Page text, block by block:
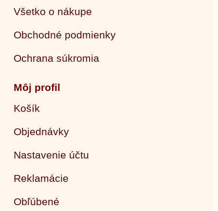
Všetko o nákupe
Obchodné podmienky
Ochrana súkromia
Môj profil
Košík
Objednávky
Nastavenie účtu
Reklamácie
Obľúbené